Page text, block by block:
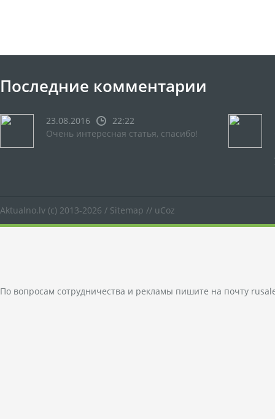
Последние комментарии
23.08.2016
22:22
Очень интересная статья, спасибо!
Aktualno.lv (c) 2013-2026 / Sitemap // uCoz
По вопросам сотрудничества и рекламы пишите на почту